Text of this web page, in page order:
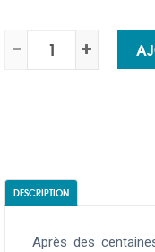
DESCRIPTION
Après des